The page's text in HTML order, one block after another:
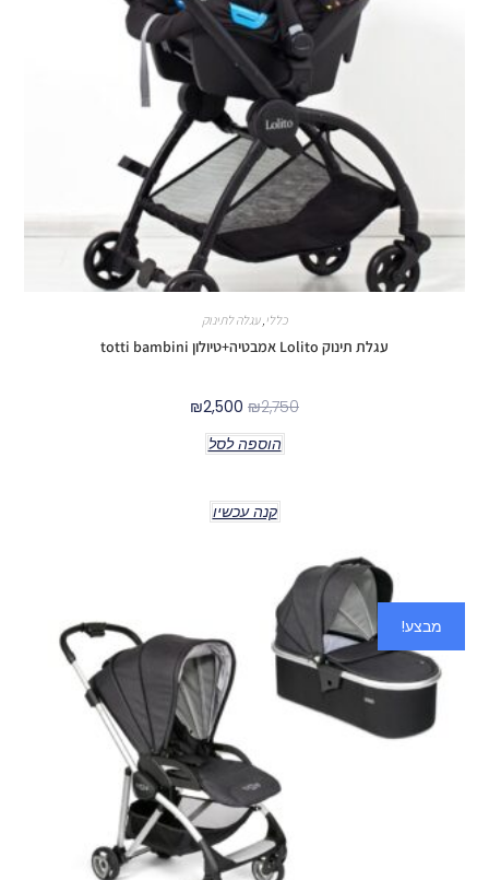
כללי ,עגלה לתינוק
עגלת תינוק Lolito אמבטיה+טיולון totti bambini
₪2,750
₪2,500
הוספה לסל
קנה עכשיו
מבצע!